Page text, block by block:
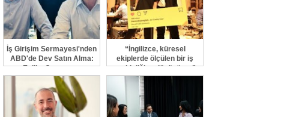
İş Girişim Sermayesi'nden
ABD'de Dev Satın Alma:
Enlila, Crescenta
Biosciences'ın Ana Ortağı
Oldu
“İngilizce, küresel
ekiplerde ölçülen bir iş
yetkinliğine dönüşüyor”